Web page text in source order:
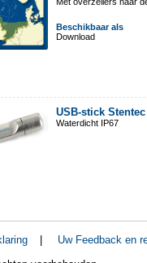
Beschikbaar als
Download
USB-stick
Waterdicht IP67
Uw Feedback en